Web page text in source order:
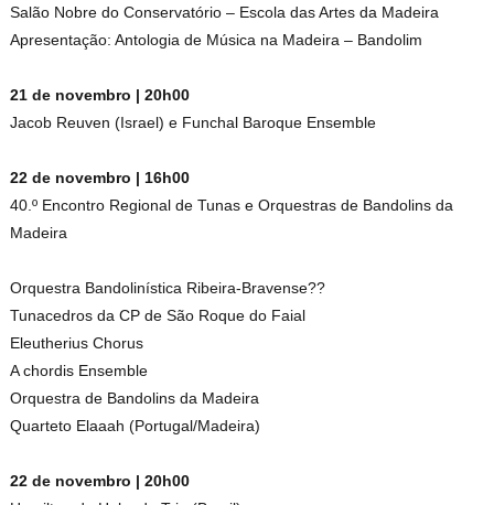
Salão Nobre do Conservatório – Escola das Artes da Madeira
Apresentação: Antologia de Música na Madeira – Bandolim
21 de novembro | 20h00
Jacob Reuven (Israel) e Funchal Baroque Ensemble
22 de novembro | 16h00
40.º Encontro Regional de Tunas e Orquestras de Bandolins da
Madeira
Orquestra Bandolinística Ribeira-Bravense??
Tunacedros da CP de São Roque do Faial
Eleutherius Chorus
A chordis Ensemble
Orquestra de Bandolins da Madeira
Quarteto Elaaah (Portugal/Madeira)
22 de novembro | 20h00